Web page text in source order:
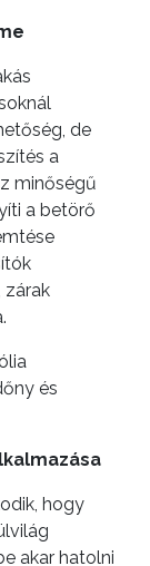
de
a
minőségű
a betörő
zárak
és
hogy
akar hatolni